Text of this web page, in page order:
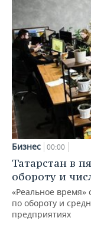
Бизнес 00:00
Татарстан в
обороту и
«Реальное время»
по обороту и
предприятиях